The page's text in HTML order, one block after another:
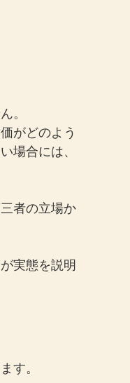
。
がどのよう
場合には、
者の立場か
実態を説明
す。